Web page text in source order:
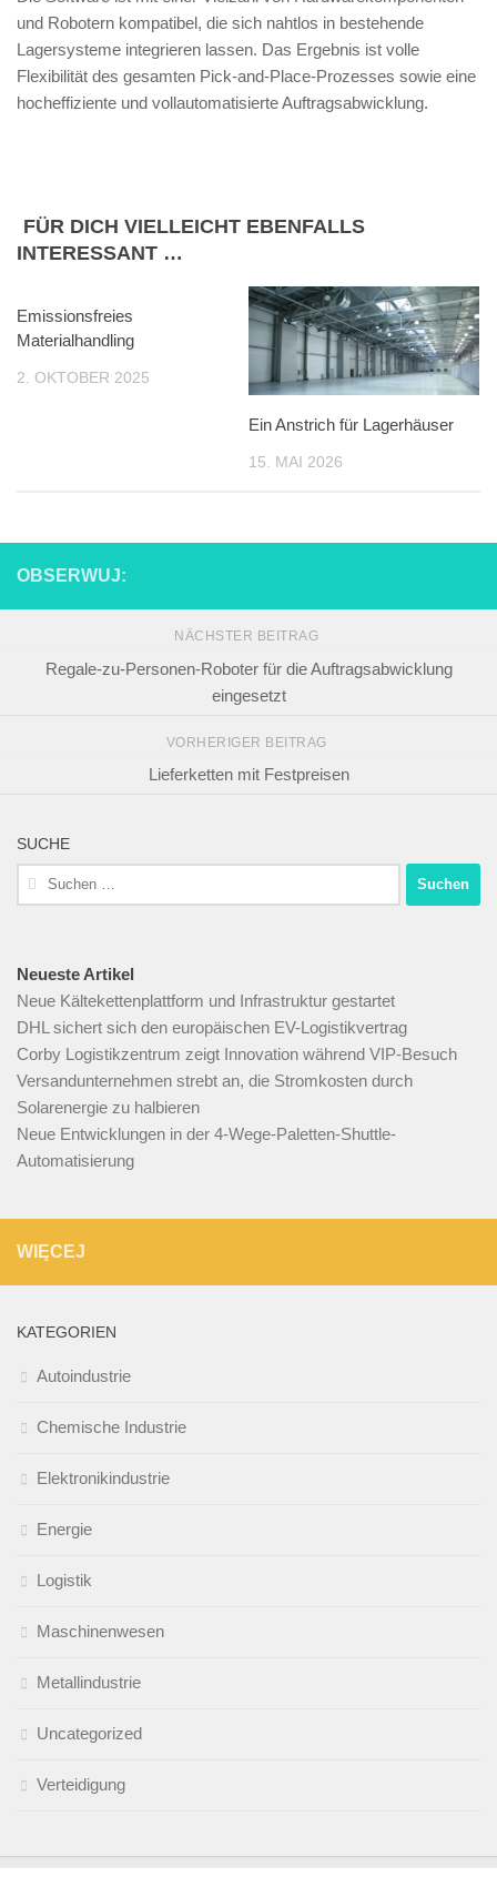
und Robotern kompatibel, die sich nahtlos in bestehende
Lagersysteme integrieren lassen. Das Ergebnis ist volle
Flexibilität des gesamten Pick-and-Place-Prozesses sowie eine
hocheffiziente und vollautomatisierte Auftragsabwicklung.
FÜR DICH VIELLEICHT EBENFALLS
INTERESSANT …
Emissionsfreies
Materialhandling
2. OKTOBER 2025
Ein Anstrich für Lagerhäuser
15. MAI 2026
OBSERWUJ:
NÄCHSTER BEITRAG
Regale-zu-Personen-Roboter für die Auftragsabwicklung
eingesetzt
VORHERIGER BEITRAG
Lieferketten mit Festpreisen
SUCHE
Suchen
nach:
Neueste Artikel
Neue Kältekettenplattform und Infrastruktur gestartet
DHL sichert sich den europäischen EV-Logistikvertrag
Corby Logistikzentrum zeigt Innovation während VIP-Besuch
Versandunternehmen strebt an, die Stromkosten durch
Solarenergie zu halbieren
Neue Entwicklungen in der 4-Wege-Paletten-Shuttle-
Automatisierung
WIĘCEJ
KATEGORIEN
Autoindustrie
Chemische Industrie
Elektronikindustrie
Energie
Logistik
Maschinenwesen
Metallindustrie
Uncategorized
Verteidigung